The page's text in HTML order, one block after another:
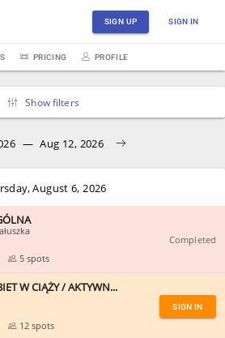
SIGN UP SIGN IN
PRICING PROFILE
Show filters
— Aug 12, 2026
August 6, 2026
5 spots
Completed
W CIĄŻY / AKTYWN...
12 spots
SIGN IN